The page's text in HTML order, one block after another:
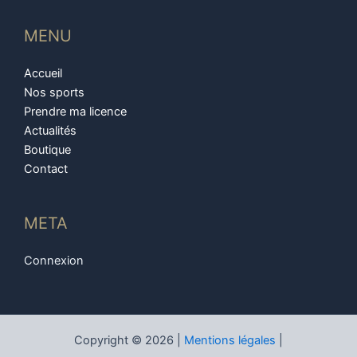
MENU
Accueil
Nos sports
Prendre ma licence
Actualités
Boutique
Contact
META
Connexion
Copyright © 2026 | Mentions légales